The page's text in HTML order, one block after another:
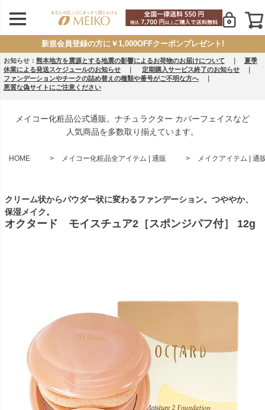
新規会員登録の方に￥1,000OFFクーポンプレゼント!
お知らせ： 熊本地方を震源とする地震の影響によるお荷物のお届けについて ｜ 夏季
休業による発送スケジュールのお知らせ ｜ 定期購入サービス終了のお知らせ ｜
ファンデーションやチークの詰め替えの種類や番号がご不明な方へ｜
悪質な偽サイトにご注意ください
メイコー化粧品公式通販。ナチュラクター カバーフェイスなど
人気商品を多数取り揃えています。
HOME メイコー化粧品全アイテム | 通販 メイクアイテム | 通
クリーム状からパウダー状に変わるファンデーション。つややか、
保湿メイク。
オクタード モイスチュア2［スポンジパフ付］ 12g